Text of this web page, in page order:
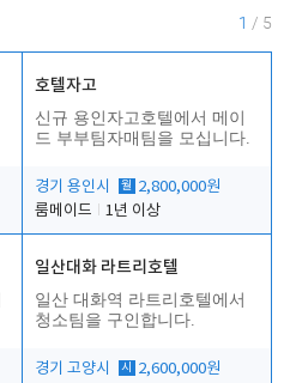
1 / 5
호텔자고
신규 용인자고호텔에서 메이
드 부부팀자매팀을 모십니다.
경기 용인시 월 2,800,000원
룸메이드
1년 이상
일산대화 라트리호텔
일산 대화역 라트리호텔에서
청소팀을 구인합니다.
경기 고양시 시
2,600,000원